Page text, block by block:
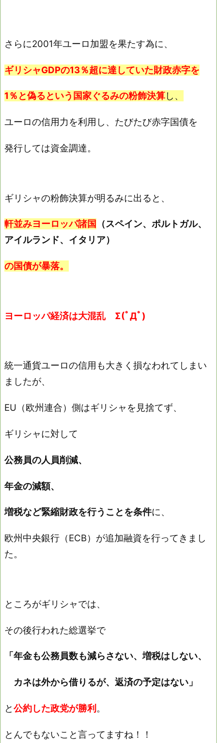
さらに2001年ユーロ加盟を果たす為に、
ギリシャGDPの13％超に達していた財政赤字を
1％と偽るという国家ぐるみの粉飾決算し、
ユーロの信用力を利用し、たびたび赤字国債を
発行しては資金調達。
ギリシャの粉飾決算が明るみに出ると、
軒並みヨーロッパ諸国
（スペイン、ポルトガル、
アイルランド、イタリア）
の国債が暴落。
ヨーロッパ経済は大混乱 Σ(ﾟДﾟ)
統一通貨ユーロの信用も大きく損なわれてしまい
ましたが、
EU（欧州連合）側はギリシャを見捨てず、
ギリシャに対して
公務員の人員削減、
年金の減額、
増税など緊縮財政を行うことを条件に、
欧州中央銀行（ECB）が追加融資を行ってきまし
た。
ところがギリシャでは、
その後行われた総選挙で
「年金も公務員数も減らさない、増税はしない、
カネは外から借りるが、返済の予定はない」
と公約した政党が勝利 。
とんでもないこと言ってますね！！